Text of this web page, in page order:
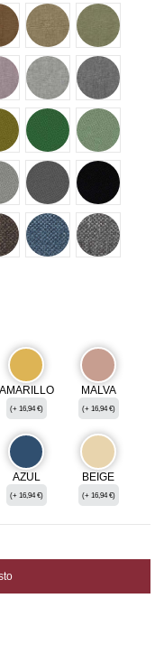
69005 69006 69007
69012 69013 69014
72505 72506 72507
72513 72514
80019 80021
AMARILLO
(+ 16,94 €)
MALVA
(+ 16,94 €)
AZUL
(+ 16,94 €)
BEIGE
(+ 16,94 €)